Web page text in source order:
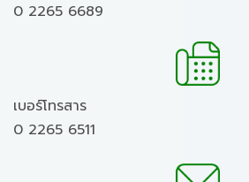
0 2265 6689
เบอร์โทรสาร
0 2265 6511